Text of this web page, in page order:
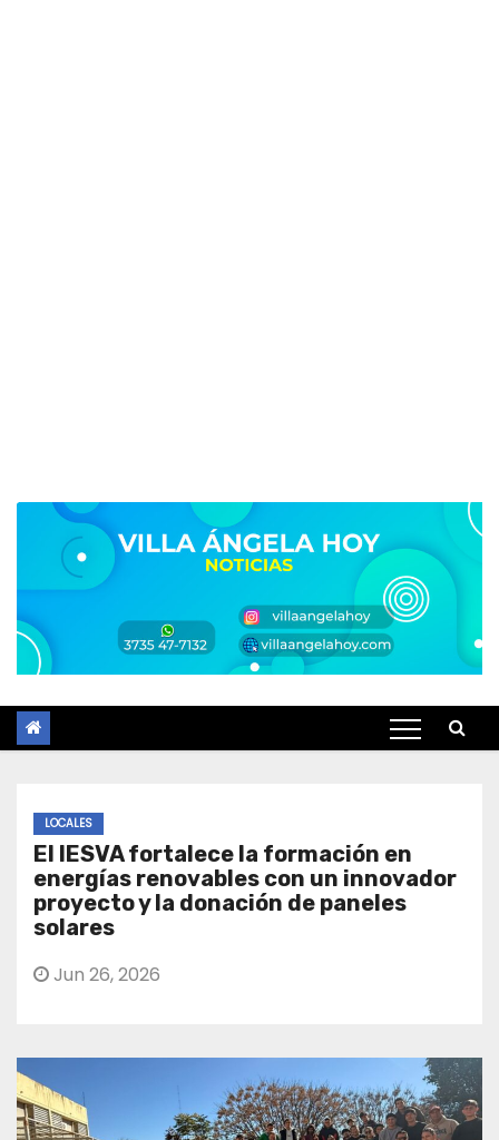
LOCALES
El IESVA fortalece la formación en
energías renovables con un innovador
proyecto y la donación de paneles
solares
Jun 26, 2026